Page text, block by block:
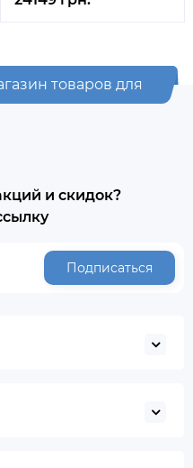
товаров для
и скидок?
Подписаться